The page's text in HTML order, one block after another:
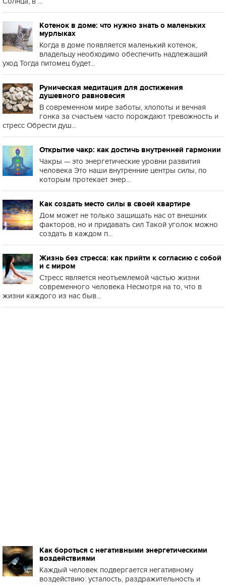
Котенок в доме: что нужно знать о маленьких
мурлыках
Когда в доме появляется маленький котенок,
владельцу необходимо обеспечить надлежащий
уход Тогда питомец будет...
Руническая медитация для достижения
душевного равновесия
В современном мире заботы, хлопоты и вечная
гонка за счастьем часто порождают тревожность и
стресс Обрести душ...
Открытие чакр: как достичь внутренней гармонии
Чакры — это энергетические уровни развития
человека Это наши внутренние центры силы, по
которым протекает энер...
Как создать место силы в своей квартире
Дом может не только защищать нас от внешних
факторов, но и придавать сил Такой уголок можно
создать в каждом п...
Жизнь без стресса: как прийти к согласию с собой
и с миром
Стресс является неотъемлемой частью жизни
современного человека Несмотря на то, что в
жизни каждого из нас быв...
Как бороться с негативными энергетическими
воздействиями
Каждый человек подвергается негативному
воздействию: усталость, раздражительность и